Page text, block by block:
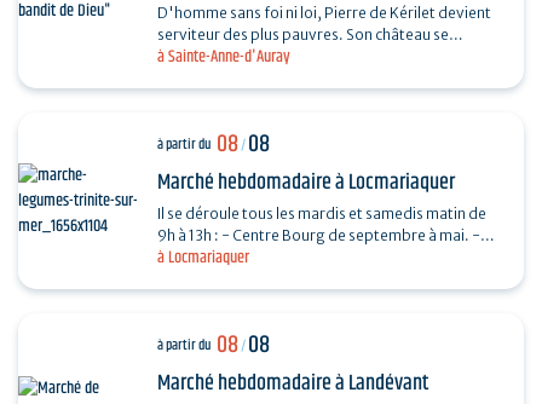
à Sainte-Anne-d'Auray
D'homme sans foi ni loi, Pierre de Kérilet devient
serviteur des plus pauvres. Son château se
transforme en refuge, sa vie en offrande.
à Locmariaquer
à partir du 08/08
Marché hebdomadaire à Locmariaquer
Il se déroule tous les mardis et samedis matin de
9h à 13h : - Centre Bourg de septembre à mai. -
Place De Gaulle de juin à août.
à partir du 08/08
Marché hebdomadaire à Landévant